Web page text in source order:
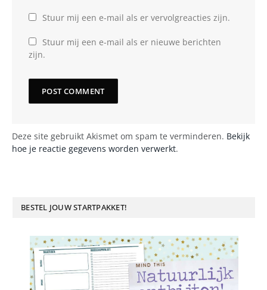
Stuur mij een e-mail als er vervolgreacties zijn.
Stuur mij een e-mail als er nieuwe berichten
zijn.
Deze site gebruikt Akismet om spam te verminderen. Bekijk
hoe je reactie gegevens worden verwerkt.
BESTEL JOUW STARTPAKKET!